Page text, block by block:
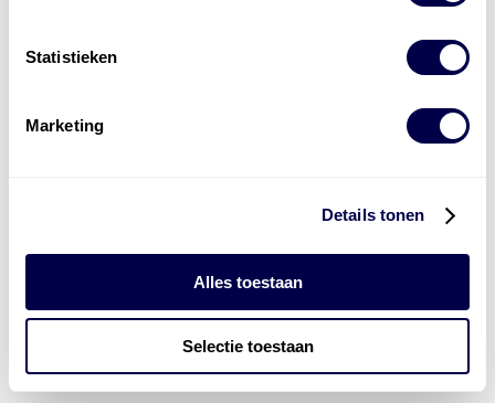
Statistieken
Marketing
Details tonen
Alles toestaan
Selectie toestaan
tankstationsen duizenden
laadpassen
Den Hartog tank- en laadpas